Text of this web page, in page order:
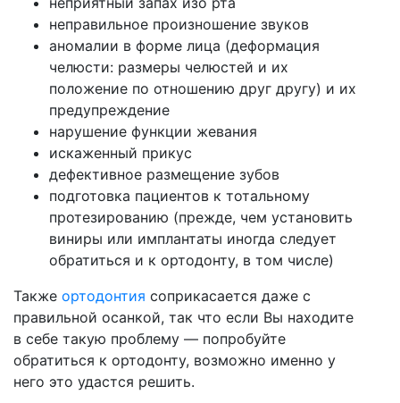
неправильное произношение звуков
аномалии в форме лица (деформация
челюсти: размеры челюстей и их
положение по отношению друг другу) и их
предупреждение
нарушение функции жевания
искаженный прикус
дефективное размещение зубов
подготовка пациентов к тотальному
протезированию (прежде, чем установить
виниры или имплантаты иногда следует
обратиться и к ортодонту, в том числе)
Также ортодонтия соприкасается даже с
правильной осанкой, так что если Вы находите
в себе такую проблему — попробуйте
обратиться к ортодонту, возможно именно у
него это удастся решить.